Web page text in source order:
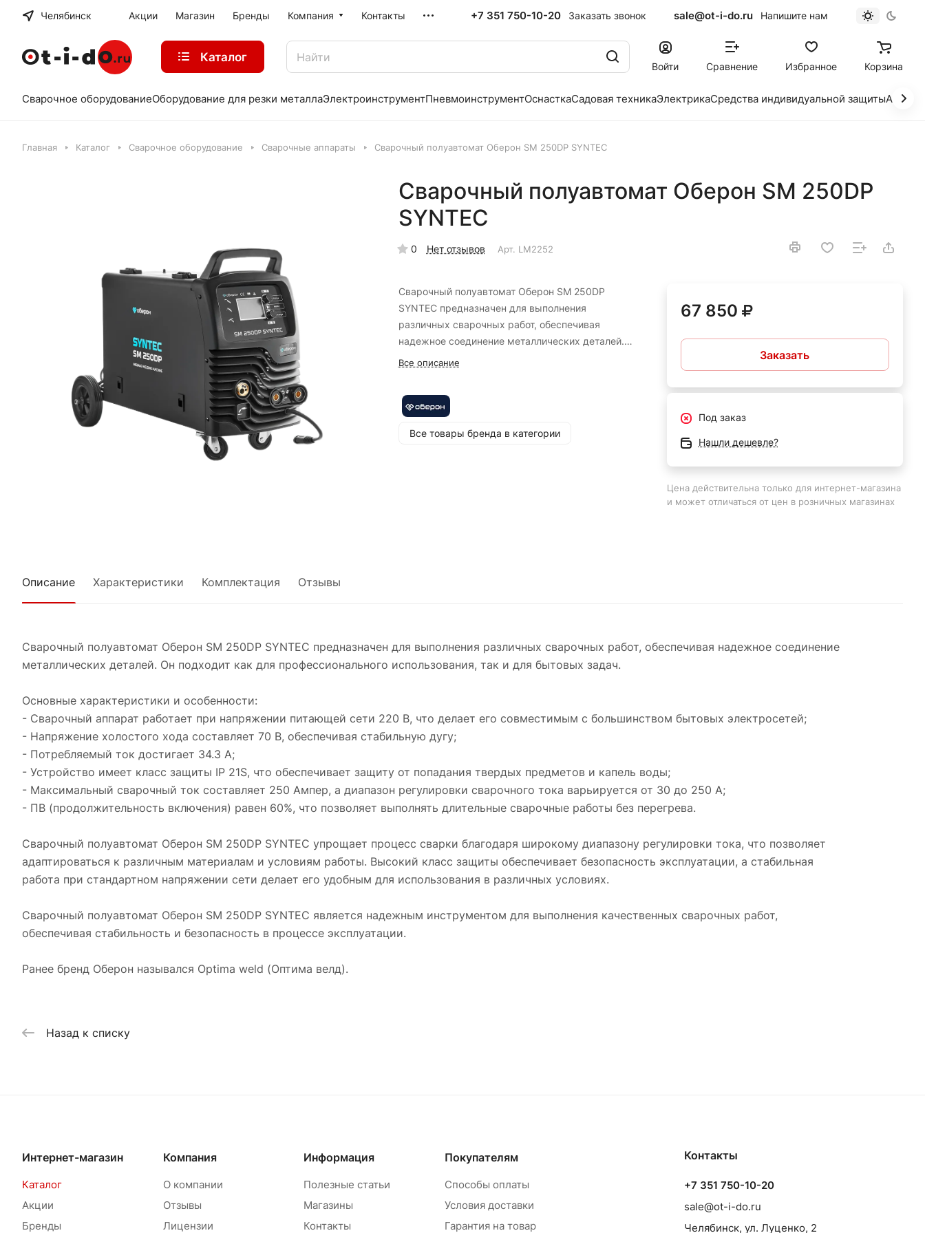
Челябинск Акции Магазин Бренды Компания Контакты +7 351 750-10-20 Заказать звонок sale@ot-i-do.ru Напишите нам
Каталог
Войти Сравнение Избранное Корзина
Сварочное оборудованиеОборудование для резки металлаЭлектроинструментПневмоинструментОснасткаСадовая техникаЭлектрикаСредства индивидуальной защиты
Главная Каталог Сварочное оборудование Сварочные аппараты Сварочный полуавтомат Оберон SM 250DP SYNTEC
Сварочный полуавтомат Оберон SM 250DP
SYNTEC
0 Нет отзывов Арт. LM2252
Сварочный полуавтомат Оберон SM 250DP
SYNTEC предназначен для выполнения
различных сварочных работ, обеспечивая
надежное соединение металлических деталей.
Он подходит как для профессионального
Основные характеристики и особенности:
питающей сети 220 В, что делает его
что позволяет выполнять длительные сварочные
работы без перегрева.
SYNTEC упрощает процесс сварки благодаря
широкому диапазону регулировки тока, что
материалам и условиям работы. Высокий класс
защиты обеспечивает безопасность
эксплуатации, а стабильная работа при
условиях.
Сварочный полуавтомат Оберон SM 250DP
выполнения качественных сварочных работ,
обеспечивая стабильность и безопасность в
Все описание
Все товары бренда в категории
67 850
Заказать
Под заказ
Нашли дешевле?
Цена действительна только для интернет-магазина
и может отличаться от цен в розничных магазинах
Описание Характеристики Комплектация Отзывы
Сварочный полуавтомат Оберон SM 250DP SYNTEC предназначен для выполнения различных сварочных работ, обеспечивая надежное соединение
металлических деталей. Он подходит как для профессионального использования, так и для бытовых задач.
Основные характеристики и особенности:
- Сварочный аппарат работает при напряжении питающей сети 220 В, что делает его совместимым с большинством бытовых электросетей;
- Напряжение холостого хода составляет 70 В, обеспечивая стабильную дугу;
- Потребляемый ток достигает 34.3 А;
- Устройство имеет класс защиты IP 21S, что обеспечивает защиту от попадания твердых предметов и капель воды;
- Максимальный сварочный ток составляет 250 Ампер, а диапазон регулировки сварочного тока варьируется от 30 до 250 А;
- ПВ (продолжительность включения) равен 60%, что позволяет выполнять длительные сварочные работы без перегрева.
Сварочный полуавтомат Оберон SM 250DP SYNTEC упрощает процесс сварки благодаря широкому диапазону регулировки тока, что позволяет
адаптироваться к различным материалам и условиям работы. Высокий класс защиты обеспечивает безопасность эксплуатации, а стабильная
работа при стандартном напряжении сети делает его удобным для использования в различных условиях.
Сварочный полуавтомат Оберон SM 250DP SYNTEC является надежным инструментом для выполнения качественных сварочных работ,
обеспечивая стабильность и безопасность в процессе эксплуатации.
Ранее бренд Оберон назывался Optima weld (Оптима велд).
Назад к списку
Интернет-магазин
Каталог
Акции
Бренды
Компания
О компании
Отзывы
Лицензии
Информация
Полезные статьи
Магазины
Контакты
Покупателям
Способы оплаты
Условия доставки
Гарантия на товар
Контакты
+7 351 750-10-20
sale@ot-i-do.ru
Челябинск, ул. Луценко, 2